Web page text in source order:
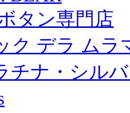
タン専門店
ク デラ ムラ
チナ・シル